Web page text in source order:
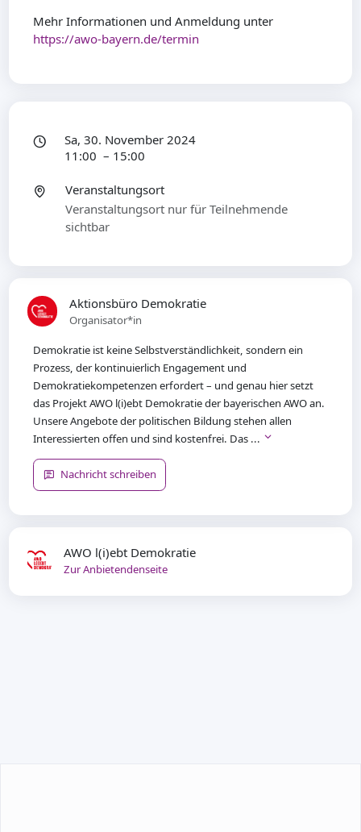
Mehr Informationen und Anmeldung unter
https://awo-bayern.de/termin
AWO l(i)ebt Demokratie
Zur Anbietendenseite
Aktionsbüro Demokratie
Organisator*in
Demokratie ist keine Selbstverständlichkeit, sondern ein
Prozess, der kontinuierlich Engagement und
Demokratiekompetenzen erfordert – und genau hier setzt
das Projekt AWO l(i)ebt Demokratie der bayerischen AWO an.
Unsere Angebote der politischen Bildung stehen allen
Interessierten offen und sind kostenfrei. Das ...
Nachricht schreiben
Sa, 30. November 2024
11:00 – 15:00
Veranstaltungsort
Veranstaltungsort nur für Teilnehmende
sichtbar